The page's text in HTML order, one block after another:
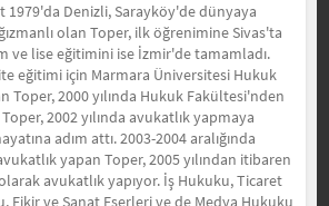
1979'da Denizli, Sarayköy'de dünyaya
olan Toper, ilk öğrenimine Sivas'ta
ve lise eğitimini ise İzmir'de tamamladı.
eğitimi için Marmara Üniversitesi Hukuk
Toper, 2000 yılında Hukuk Fakültesi'nden
2002 yılında avukatlık yapmaya
adım attı. 2003-2004 aralığında
yapan Toper, 2005 yılından itibaren
avukatlık yapıyor. İş Hukuku, Ticaret
Fikir ve Sanat Eserleri ve de Medya Hukuku